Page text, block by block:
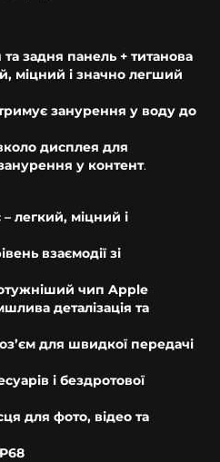
задня панель + титанова
міцний і значно легший
занурення у воду до
дисплея для
у контент.
легкий, міцний і
взаємодії зі
чип Apple
деталізація та
для швидкої передачі
і бездротової
для фото, відео та